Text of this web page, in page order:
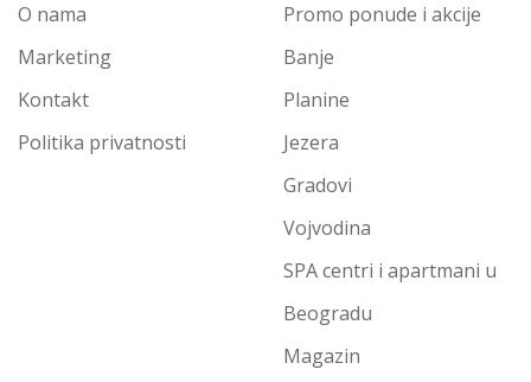
O nama
Marketing
Kontakt
Politika privatnosti
Promo ponude i akcije
Banje
Planine
Jezera
Gradovi
Vojvodina
SPA centri i apartmani u
Beogradu
Magazin